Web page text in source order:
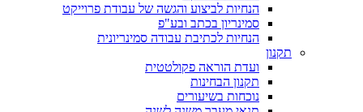
הנחיות לביצוע והגשה של עבודת פרוייקט
סמינריון בכתב ובע"פ
הנחיות לכתיבת עבודה סמינריונית
תקנון
ועדת הוראה פקולטטית
תקנון הבחינות
נוכחות בשיעורים